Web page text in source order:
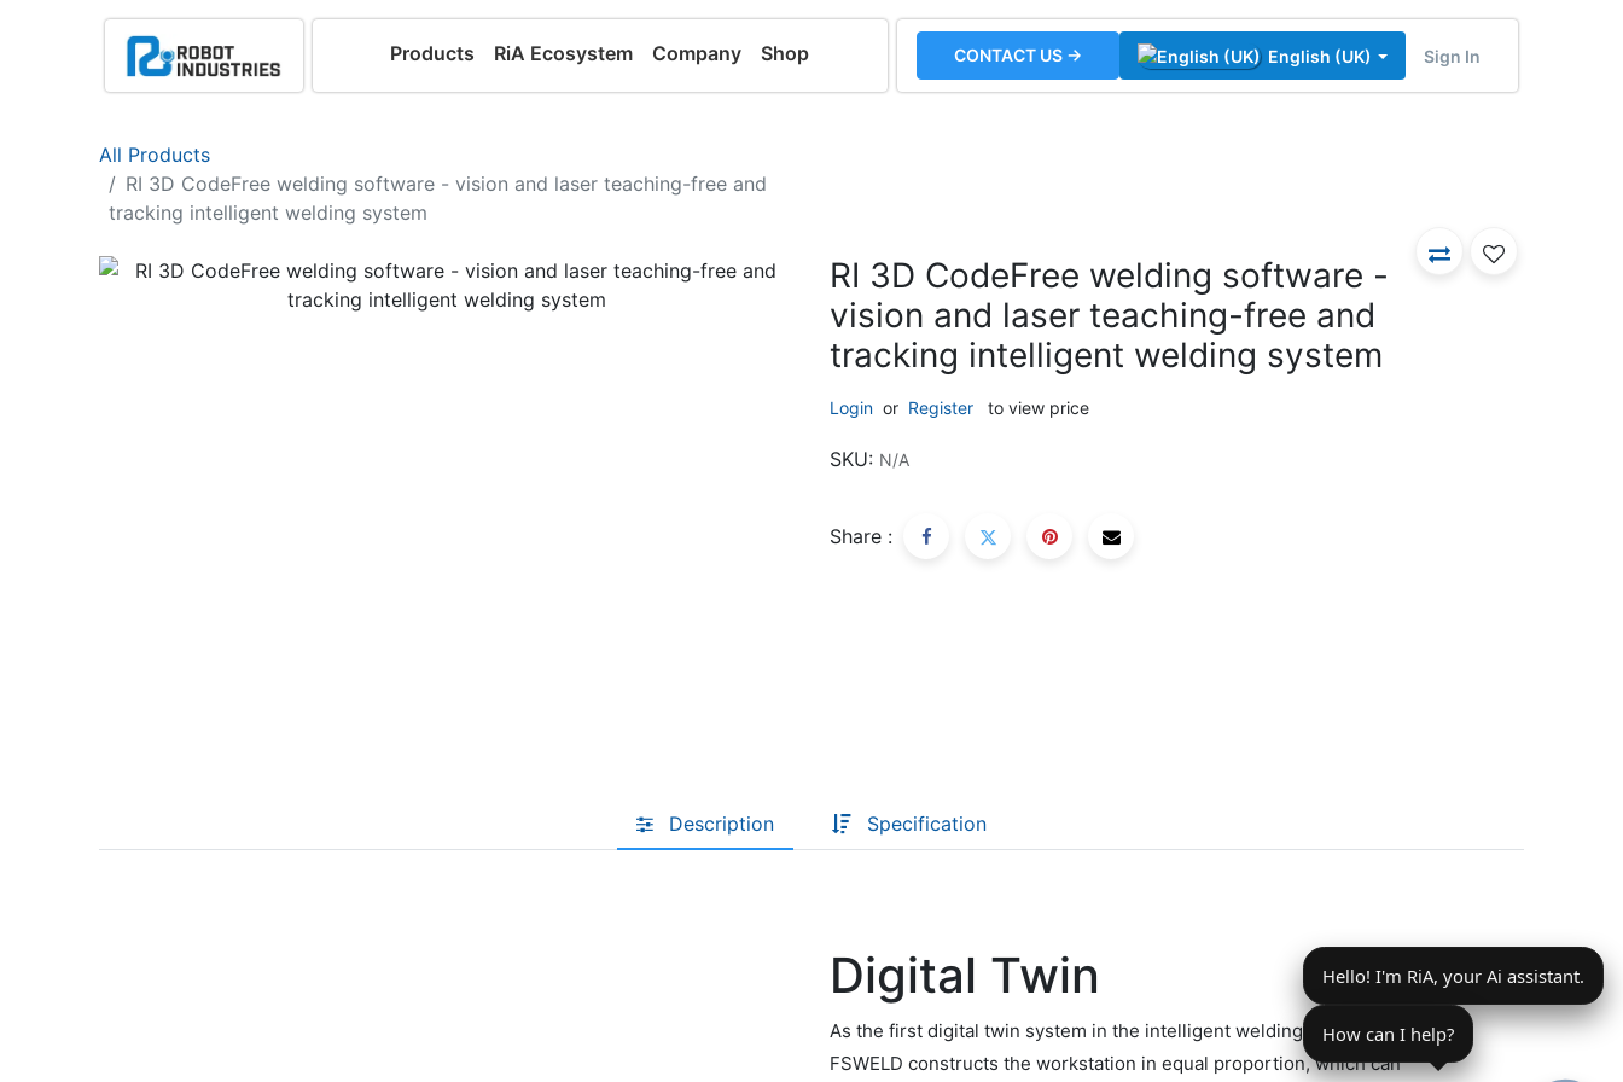
Products RiA Ecosystem Company Shop CONTACT US → English (UK) Sign In
All Products
RI 3D CodeFree welding software - vision and laser teaching-free and
tracking intelligent welding system
RI 3D CodeFree welding software -
vision and laser teaching-free and
tracking intelligent welding system
Login or Register to view price
SKU: N/A
Share :
Description Specification
Digital Twin
As the first digital twin system in the intelligent welding industry,
FSWELD constructs the workstation in equal proportion, which can
Află mai mult Discută cu RiA
Hello! I'm RiA, your Ai assistant.
How can I help?